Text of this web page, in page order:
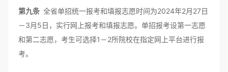
第九条 全省单招统一报考和填报志愿时间为2024年2月27日
－3月5日，实行网上报考和填报志愿。单招报考设第一志愿
和第二志愿，考生可选择1－2所院校在指定网上平台进行报
考。